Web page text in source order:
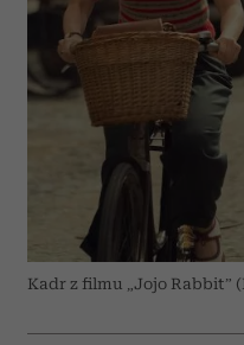
Kadr z filmu „Jojo Rabbit”